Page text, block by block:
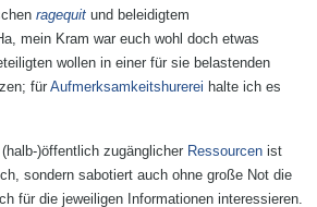
ragequit und beleidigtem
mein Kram war euch wohl doch etwas
wollen in einer für sie belastenden
für Aufmerksamkeitshurerei halte ich es
)öffentlich zugänglicher Ressourcen ist
sondern sabotiert auch ohne große Not die
für die jeweiligen Informationen interessieren.